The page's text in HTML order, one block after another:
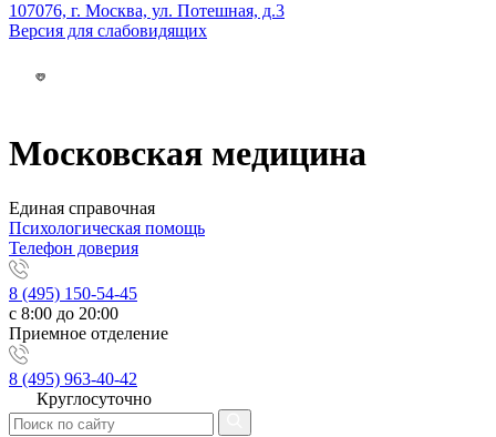
107076, г. Москва, ул. Потешная, д.3
Версия для слабовидящих
Московская медицина
Единая справочная
Психологическая помощь
Телефон доверия
8 (495) 150-54-45
с 8:00 до 20:00
Приемное отделение
8 (495) 963-40-42
Круглосуточно